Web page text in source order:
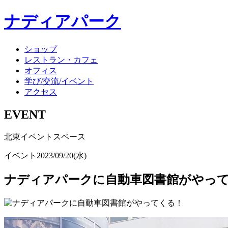
ナディアパーク
ショップ
レストラン・カフェ
オフィス
学び/交流/イベント
アクセス
EVENT
北東イベントスペース
イベント 2023/09/20(水)
ナディアパークに自動車図書館がやっ